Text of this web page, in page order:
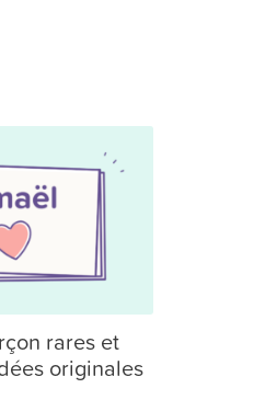
rares et
originales